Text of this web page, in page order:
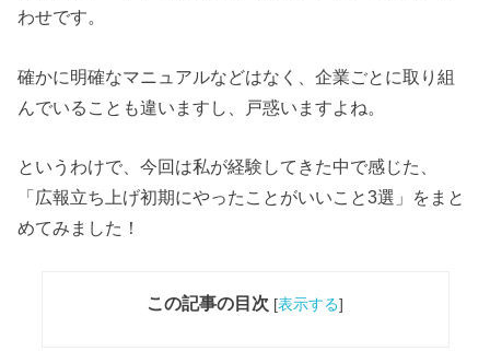
わせです。
確かに明確なマニュアルなどはなく、企業ごとに取り組
んでいることも違いますし、戸惑いますよね。
というわけで、今回は私が経験してきた中で感じた、
「広報立ち上げ初期にやったことがいいこと3選」をまと
めてみました！
この記事の目次 [表示する]